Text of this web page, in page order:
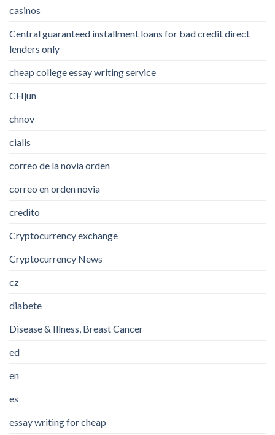
casinos
Central guaranteed installment loans for bad credit direct
lenders only
cheap college essay writing service
CHjun
chnov
cialis
correo de la novia orden
correo en orden novia
credito
Cryptocurrency exchange
Cryptocurrency News
cz
diabete
Disease & Illness, Breast Cancer
ed
en
es
essay writing for cheap